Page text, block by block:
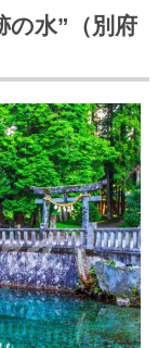
の水”（別府